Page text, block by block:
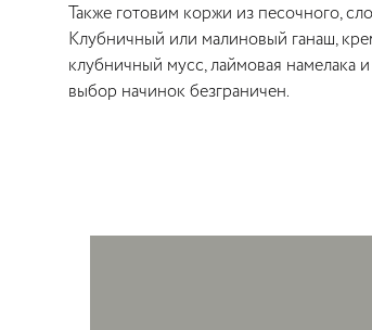
Также готовим коржи из песочного,
Клубничный или малиновый ганаш,
клубничный мусс, лаймовая
выбор начинок безграничен.